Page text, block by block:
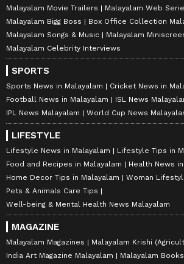
Malayalam Movie Trailers
Malayalam Web
Malayalam Bigg Boss
Box Office Collection
Malayalam Songs & Music
Malayalam
Malayalam Celebrity Interviews
SPORTS
Sports News in Malayalam
Cricket News in
Football News in Malayalam
ISL News
IPL News Malayalam
World Cup News
LIFESTYLE
Lifestyle News in Malayalam
Lifestyle Tips in
Food and Recipes in Malayalam
Health News
Home Decor Tips in Malayalam
Woman
Pets & Animals Care Tips
Well-being & Mental Health News Malayalam
MAGAZINE
Malayalam Magazines
Malayalam Krishi
India Art Magazine Malayalam
Malayalam Books